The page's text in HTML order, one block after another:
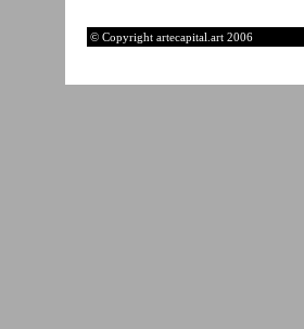
© Copyright artecapital.art 2006